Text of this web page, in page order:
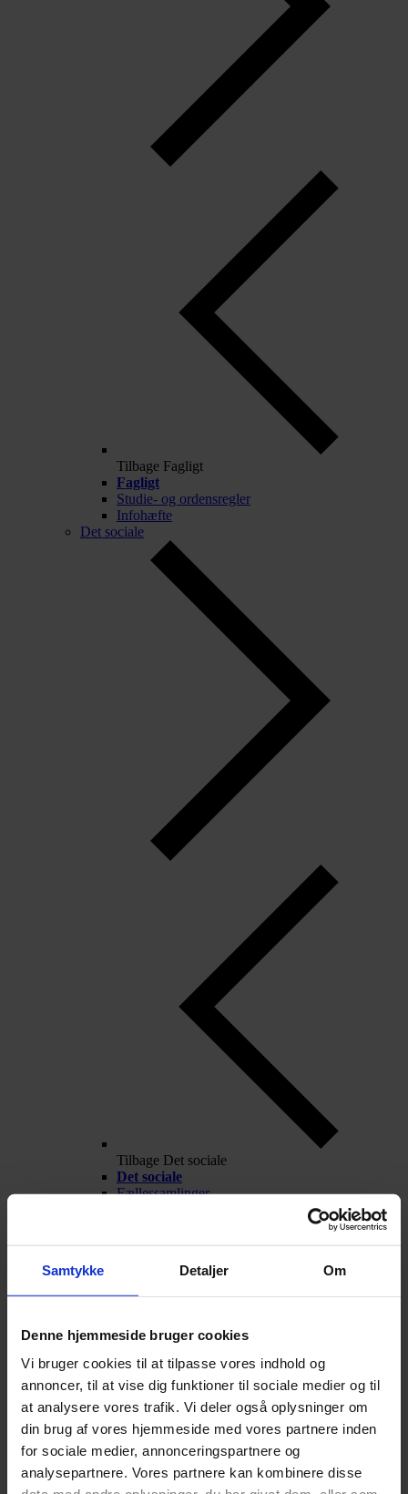
Samtykke Detaljer Om
Denne hjemmeside bruger cookies
Vi bruger cookies til at tilpasse vores indhold og
annoncer, til at vise dig funktioner til sociale medier og til
at analysere vores trafik. Vi deler også oplysninger om
din brug af vores hjemmeside med vores partnere inden
for sociale medier, annonceringspartnere og
analysepartnere. Vores partnere kan kombinere disse
Tilbage Fagligt
Fagligt
Studie- og ordensregler
Infohæfte
Det sociale
Tilbage Det sociale
Det sociale
Fællessamlinger
Frivillige aktiviteter
Alumner
Nyheder